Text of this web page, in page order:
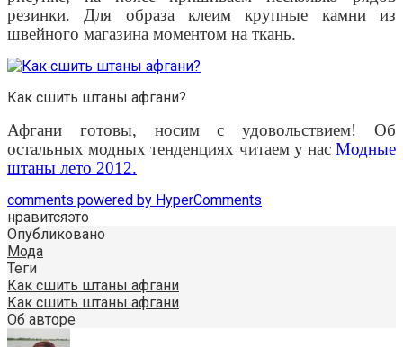
резинки. Для образа клеим крупные камни из
швейного магазина моментом на ткань.
Как сшить штаны афгани?
Афгани готовы, носим с удовольствием! Об
остальных модных тенденциях читаем у нас Модные
штаны лето 2012.
comments powered by HyperComments
нравитсяэто
Опубликовано
Мода
Теги
Как сшить штаны афгани
Как сшить штаны афгани
Об авторе